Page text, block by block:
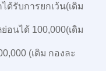
ด้รับการยกเว้น(เดิม
นได้ 100,000(เดิม
(เดิม กองละ